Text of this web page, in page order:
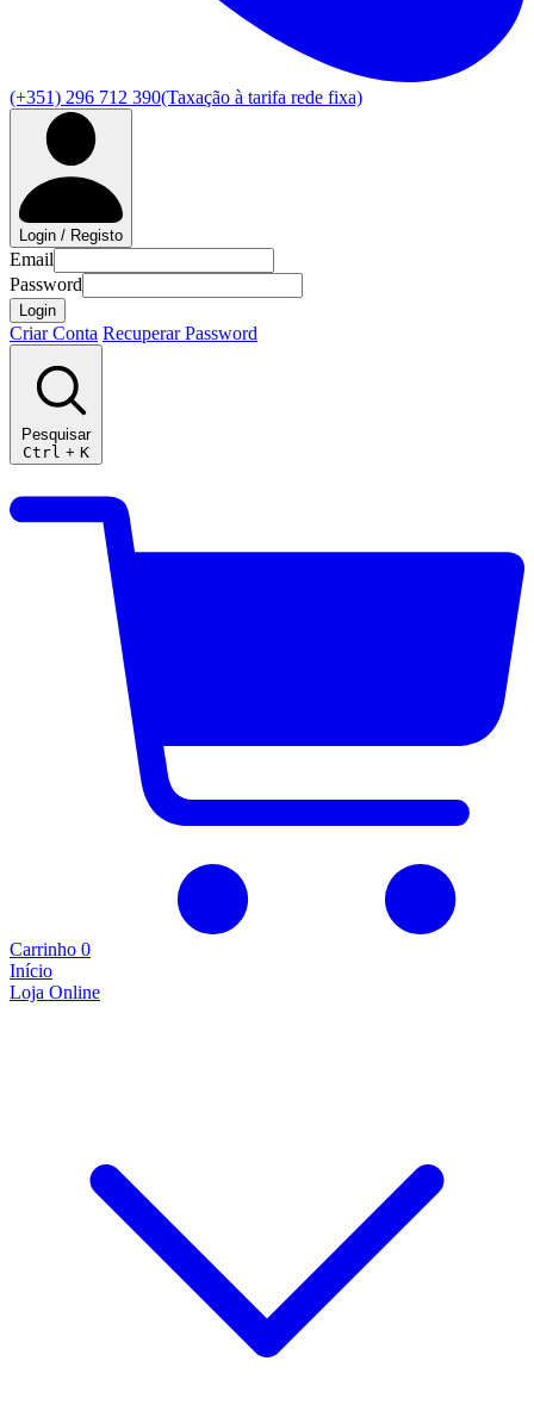
(+351) 296 712 390(Taxação à tarifa rede fixa)
Login / Registo
Email
Password
Login
Criar Conta Recuperar Password
Pesquisar
Ctrl + K
Carrinho 0
Início
Loja Online